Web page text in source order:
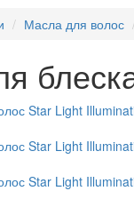
Масла для волос